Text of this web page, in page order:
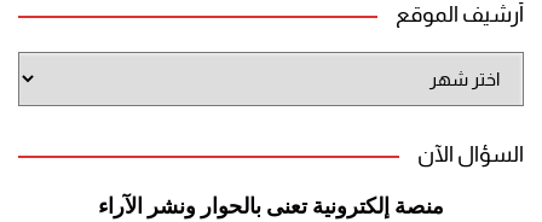
أرشيف الموقع
الموقع
السؤال الآن
منصة إلكترونية تعنى بالحوار ونشر الآراء